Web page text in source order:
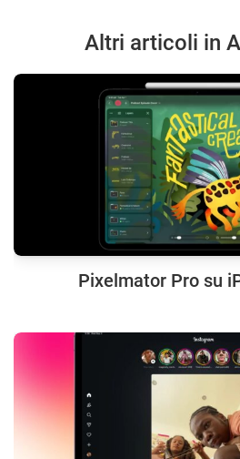
Altri articoli in
Pixelmator Pro su